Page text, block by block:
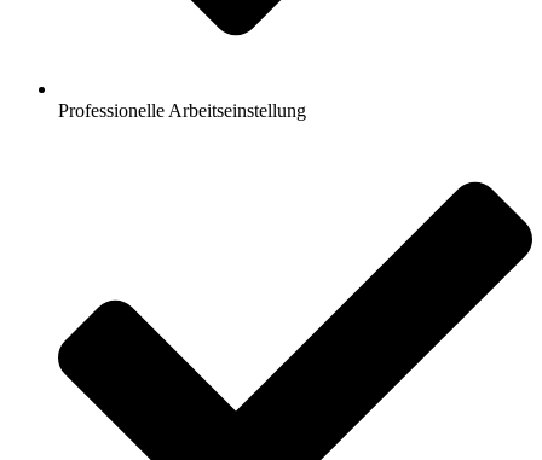
Professionelle Arbeitseinstellung